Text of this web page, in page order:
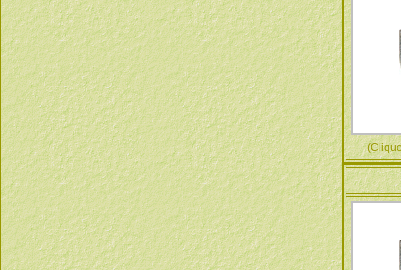
(Cliquez